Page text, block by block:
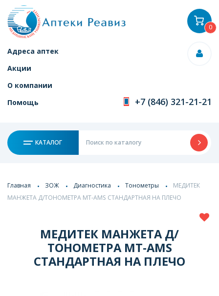
Адреса аптек
Акции
О компании
Помощь
+7 (846) 321-21-21
КАТАЛОГ
0
Главная ЗОЖ Диагностика Тонометры
МЕДИТЕК
МАНЖЕТА Д/ТОНОМЕТРА МТ-AMS СТАНДАРТНАЯ НА ПЛЕЧО
МЕДИТЕК МАНЖЕТА Д/
ТОНОМЕТРА МТ-AMS
СТАНДАРТНАЯ НА ПЛЕЧО